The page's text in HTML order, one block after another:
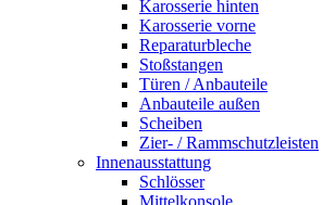
Karosserie hinten
Karosserie vorne
Reparaturbleche
Stoßstangen
Türen / Anbauteile
Anbauteile außen
Scheiben
Zier- / Rammschutzleisten
Innenausstattung
Schlösser
Mittelkonsole